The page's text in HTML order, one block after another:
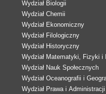
Wydział Biologii
Wydział Chemii
Wydział Ekonomiczny
Wydział Filologiczny
Wydział Historyczny
Wydział Matematyki, Fizyki i
Wydział Nauk Społecznych
Wydział Oceanografii i
Wydział Prawa i Administracji